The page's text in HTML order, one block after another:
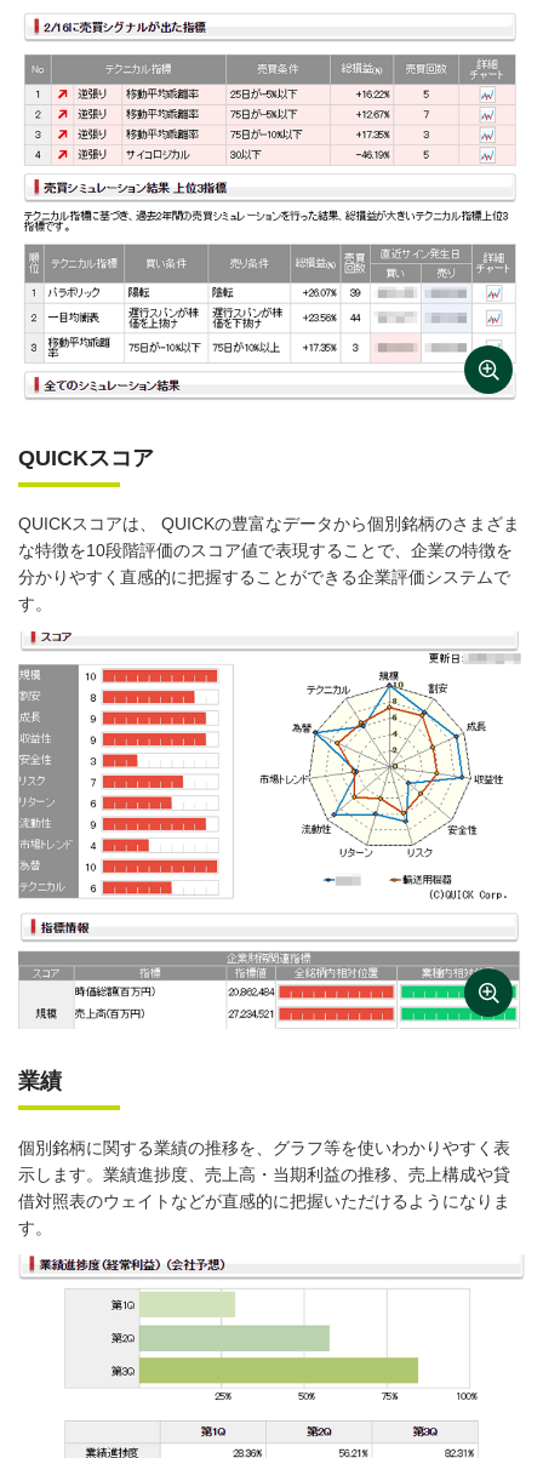
QUICKスコア
QUICKスコアは、 QUICKの豊富なデータから個別銘柄のさまざま
な特徴を10段階評価のスコア値で表現することで、企業の特徴を
分かりやすく直感的に把握することができる企業評価システムで
す。
業績
個別銘柄に関する業績の推移を、グラフ等を使いわかりやすく表
示します。業績進捗度、売上高・当期利益の推移、売上構成や貸
借対照表のウェイトなどが直感的に把握いただけるようになりま
す。